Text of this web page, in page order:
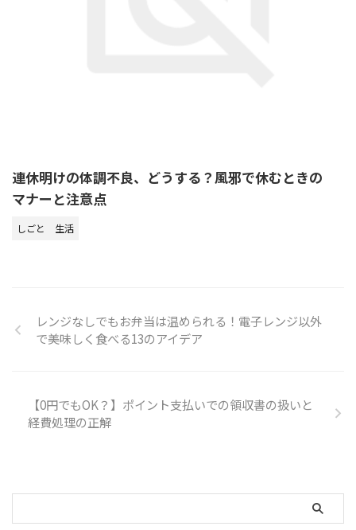
連休明けの体調不良、どうする？風邪で休むときの
マナーと注意点
しごと 生活
レンジなしでもお弁当は温められる！電子レンジ以外
で美味しく食べる13のアイデア
【0円でもOK？】ポイント支払いでの領収書の扱いと
経費処理の正解